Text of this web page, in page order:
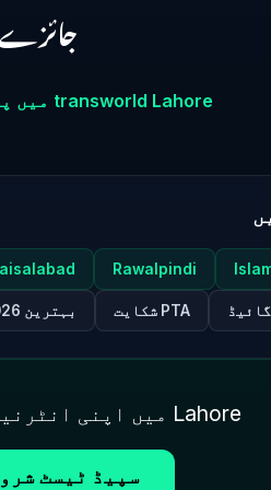
جائزے
transworld Lahore میں پہلا جائزہ لکھیں
Rawalpindi
PTA شکایت بہترین ISP 2026
Lahore میں اپنی انٹرنیٹ سپیڈ چیک کریں!
سپیڈ ٹیسٹ